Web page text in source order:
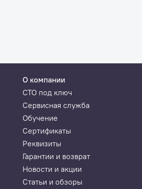
О компании
СТО под ключ
Сервисная служба
Обучение
Сертификаты
Реквизиты
Гарантии и возврат
Новости и акции
Статьи и обзоры